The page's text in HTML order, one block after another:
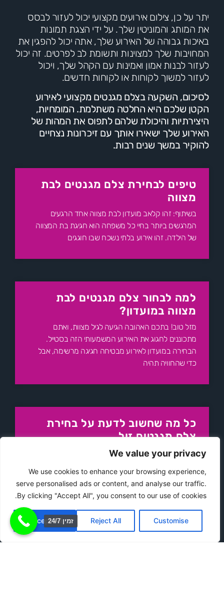
We value your privacy
We use cookies to enhance your browsing experience,
serve personalised ads or content, and analyse our traffic.
By clicking "Accept All", you consent to our use of cookies.
Customise
Reject All
Accept All
יתר על כן, צילום אירועים מקצועי יכול לעזור לבסס
את המותג והמוניטין שלך. על ידי הצגת תמונות
באיכות גבוהה של האירוע שלך, אתה יכול להפגין את
המחויבות שלך למצוינות ותשומת לב לפרטים. זה יכול
לעזור לבנות אמון ואמינות עם הקהל שלך, ויכול
לעזור למשוך לקוחות או לקוחות חדשים.
לסיכום, השקעה בצלם מגנטים מקצועי לאירוע
הקטן שלכם היא החלטה משתלמת. המומחיות,
היצירתיות והיכולת שלהם לתפוס את המהות של
האירוע שלך ישאירו אותך עם זיכרונות נצחיים
להוקיר במשך שנים רבות.
טיפים לבחירת צלם מגנטים לבת
מצווה
בשיתוף: זהו קלאב מועדון לבת מצווה אחד הרגעים
המרגשים ביותר בחיי כל משפחה הוא חגיגת בת המצווה
של הילדה. זהו אירוע בלתי נשכח שבו חוגגים
למה לבחור צלם מגנטים לבת
מצווה במועדון?
מזל טוב! בתכם האהובה הגיעה לגיל מצוות, ואתם
מתכוננים לחגוג את האירוע המשמעותי הזה בסטייל.
הבחירה במועדון לאירוע מבטיחה חגיגה מרשימה, אבל
כדי שהחוויה תהיה
כל מה שחשוב לדעת על בחירת
צלם מגנטים זול
האם אתם מתכננים אירוע בלתי נשכח ורוצים להוסיף לו
שהמוזיקה תדעך והנרות יכבו? מגנטים לאירועים הפכו
כבר
זמין 24/7